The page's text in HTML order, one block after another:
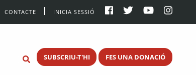
CONTACTE INICIA SESSIÓ
SUBSCRIU-T'HI FES UNA DONACIÓ